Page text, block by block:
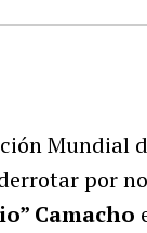
Mundial
por
Camacho